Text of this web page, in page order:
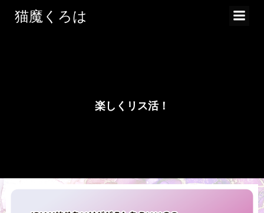
キ
猫魔くろは
楽しくリス活！